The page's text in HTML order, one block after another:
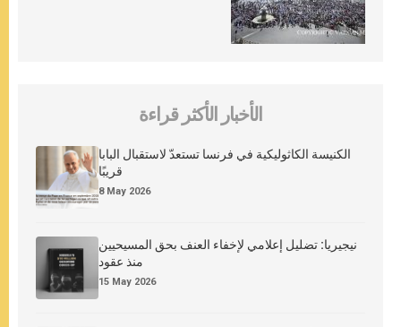
الأخبار الأكثر قراءة
الكنيسة الكاثوليكية في فرنسا تستعدّ لاستقبال البابا
قريبًا
8 May 2026
نيجيريا: تضليل إعلامي لإخفاء العنف بحق المسيحيين
منذ عقود
15 May 2026